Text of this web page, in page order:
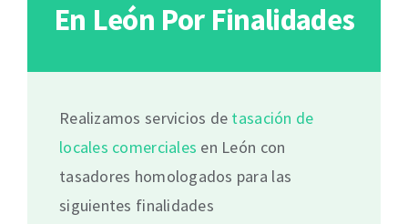
En León Por Finalidades
Realizamos servicios de tasación de
locales comerciales en León con
tasadores homologados para las
siguientes finalidades